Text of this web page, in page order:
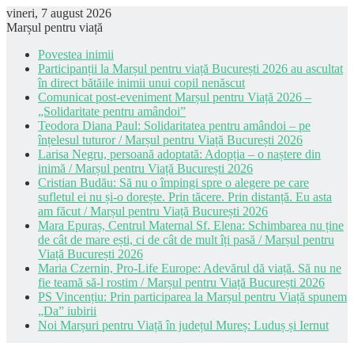
vineri, 7 august 2026
Marșul pentru viață
Povestea inimii
Participanții la Marșul pentru viață București 2026 au ascultat
în direct bătăile inimii unui copil nenăscut
Comunicat post-eveniment Marșul pentru Viață 2026 –
„Solidaritate pentru amândoi”
Teodora Diana Paul: Solidaritatea pentru amândoi – pe
înțelesul tuturor / Marșul pentru Viață București 2026
Larisa Negru, persoană adoptată: Adopția – o naștere din
inimă / Marșul pentru Viață București 2026
Cristian Budău: Să nu o împingi spre o alegere pe care
sufletul ei nu și-o dorește. Prin tăcere. Prin distanță. Eu asta
am făcut / Marșul pentru Viață București 2026
Mara Epuraș, Centrul Maternal Sf. Elena: Schimbarea nu ține
de cât de mare ești, ci de cât de mult îți pasă / Marșul pentru
Viață București 2026
Maria Czernin, Pro-Life Europe: Adevărul dă viață. Să nu ne
fie teamă să-l rostim / Marșul pentru Viață București 2026
PS Vincențiu: Prin participarea la Marșul pentru Viață spunem
„Da” iubirii
Noi Marșuri pentru Viață în județul Mureș: Luduș și Iernut